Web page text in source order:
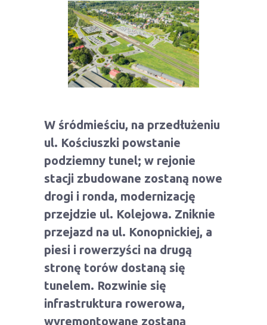
W śródmieściu, na przedłużeniu
ul. Kościuszki powstanie
podziemny tunel; w rejonie
stacji zbudowane zostaną nowe
drogi i ronda, modernizację
przejdzie ul. Kolejowa. Zniknie
przejazd na ul. Konopnickiej, a
piesi i rowerzyści na drugą
stronę torów dostaną się
tunelem. Rozwinie się
infrastruktura rowerowa,
wyremontowane zostaną